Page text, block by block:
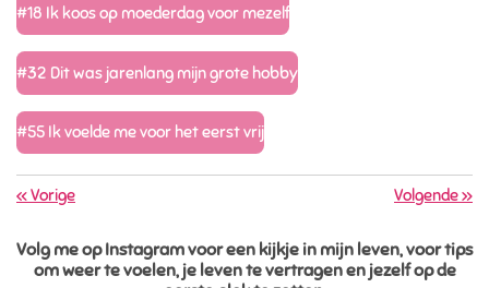
#18 Ik koos op moederdag voor mezelf
#32 Dit was jarenlang mijn grote hobby
#55 Ik voelde me voor het eerst vrij
«Vorige Volgende»
Volg me op Instagram voor een kijkje in mijn leven, voor tips
om weer te voelen, je leven te vertragen en jezelf op de